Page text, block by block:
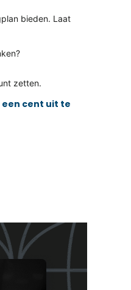
bieden. Laat
zetten.
cent uit te